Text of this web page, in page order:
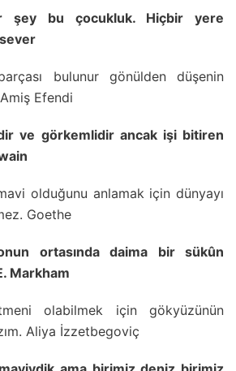
şey bu çocukluk. Hiçbir yere
bulunur gönülden düşenin
Efendi
ve görkemlidir ancak işi bitiren
olduğunu anlamak için dünyayı
Goethe
ortasında daima bir sükûn
Markham
olabilmek için gökyüzünün
Aliya İzzetbegoviç